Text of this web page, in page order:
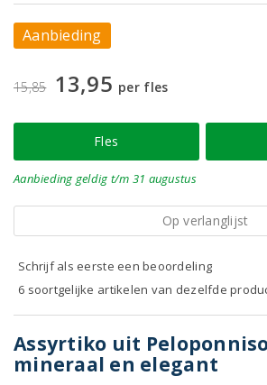
Aanbieding
15,85 13,95 per fles
Fles
Aanbieding geldig t/m 31 augustus
Op verlanglijst
Schrijf als eerste een beoordeling
6 soortgelijke artikelen van dezelfde
Assyrtiko uit
mineraal en elegant